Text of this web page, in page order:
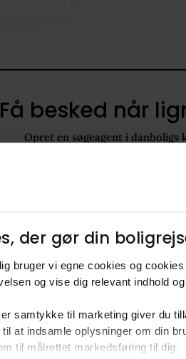
der gør din
bruger vi egne cookies og
og vise dig relevant indhold
samtykke til marketing giver du
til at indsamle oplysninger om din
til målrettet markedsføring til dig.​
Få besked når
Opret en søgeagent i
110 -
til 800.000-